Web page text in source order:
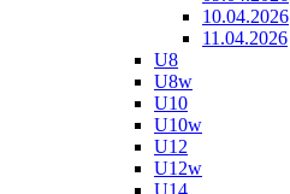
10.04.2026
11.04.2026
U8
U8w
U10
U10w
U12
U12w
U14